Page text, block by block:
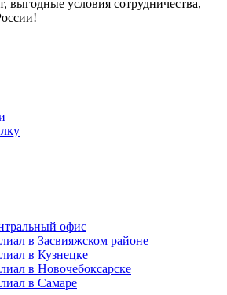
выгодные условия сотрудничества,
офис
в Засвияжском районе
в Кузнецке
в Новочебоксарске
в Самаре